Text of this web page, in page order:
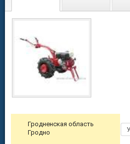
Гродненская область
Гродно